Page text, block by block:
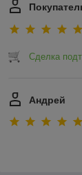
Сделка
Андрей